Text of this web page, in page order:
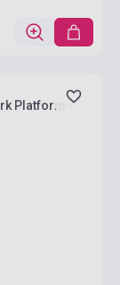
Platform -